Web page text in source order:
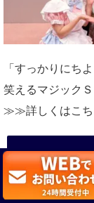
「すっかりにち
笑えるマジック
≫≫詳しくはこ
2025年1月12日
日本テレビ「二